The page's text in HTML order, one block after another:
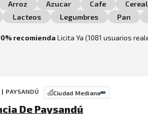
Arroz Azucar Cafe
Lacteos Legumbres Pan
recomienda Licita Ya (1081 usuarios
| PAYSANDÚ Ciudad Mediana
De Paysandú